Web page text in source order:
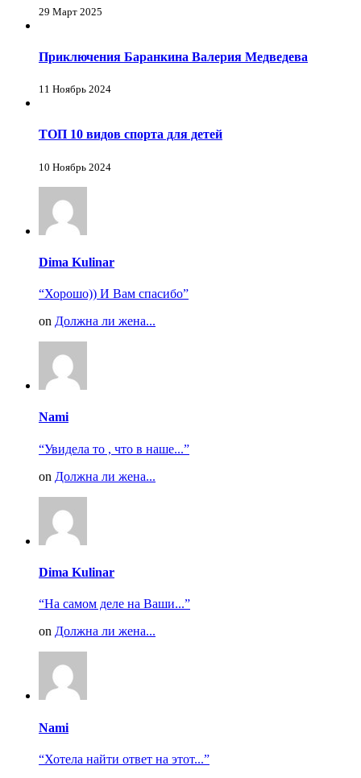
29 Март 2025
Приключения Баранкина Валерия Медведева
11 Ноябрь 2024
ТОП 10 видов спорта для детей
10 Ноябрь 2024
Dima Kulinar
“Хорошо)) И Вам спасибо”
on Должна ли жена...
Nami
“Увидела то , что в наше...”
on Должна ли жена...
Dima Kulinar
“На самом деле на Ваши...”
on Должна ли жена...
Nami
“Хотела найти ответ на этот...”